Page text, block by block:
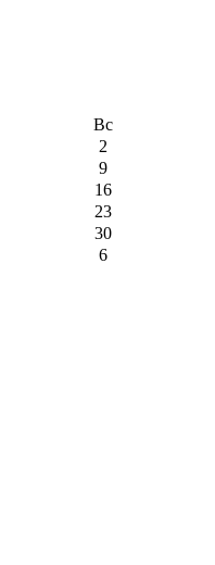
Вс
2
9
16
23
30
6